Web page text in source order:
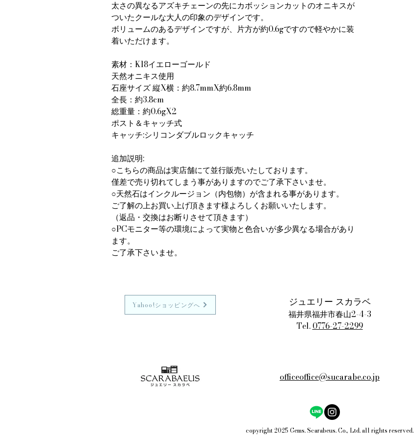
太さの異なるアズキチェーンの先にカボッションカットのオニキスが
ついたクールな大人の印象のデザインです。
ボリュームのあるデザインですが、片方が約0.6gですので軽やかに装
着いただけます。
素材：K18イエローゴールド
天然オニキス使用
石座サイズ 縦X横：約8.7mmX約6.8mm
全長：約3.8cm
総重量：約0.6gX2
ポスト＆キャッチ式
キャッチ:シリコンダブルロックキャッチ
追加説明:
○こちらの商品は実店舗にて並行販売いたしております。
僅差で売り切れてしまう事がありますのでご了承下さいませ。
○天然石はインクルージョン（内包物）が含まれる事があります。
ご了解の上お買い上げ頂きます様よろしくお願いいたします。
（返品・交換はお断りさせて頂きます）
○PCモニター等の環境によって実物と色合いが多少異なる場合があり
ます。
ご了承下さいませ。
Yahoo!ショッピングへ ジュエリー スカラベ
福井県福井市春山2-4-3
Tel. 0776-27-2299
officeoffice@sucarabe.co.jp
copyright 2025 Gems. Scarabeus. Co., Ltd. all rights reserved.